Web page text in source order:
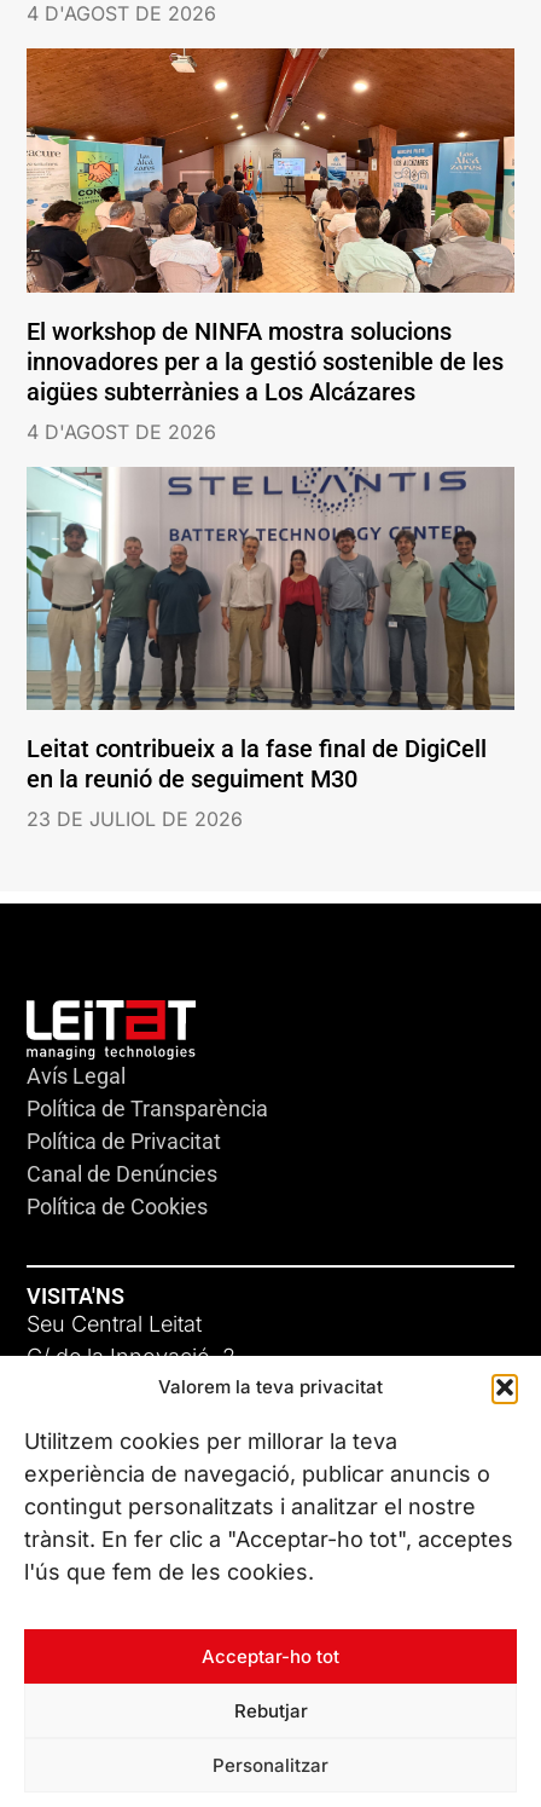
Valorem la teva privacitat
Utilitzem cookies per millorar la teva
experiència de navegació, publicar anuncis o
contingut personalitzats i analitzar el nostre
trànsit. En fer clic a "Acceptar-ho tot", acceptes
l'ús que fem de les cookies.
Acceptar-ho tot
Rebutjar
Personalitzar
4 D'AGOST DE 2026
El workshop de NINFA mostra solucions
innovadores per a la gestió sostenible de les
aigües subterrànies a Los Alcázares
4 D'AGOST DE 2026
Leitat contribueix a la fase final de DigiCell
en la reunió de seguiment M30
23 DE JULIOL DE 2026
Avís Legal
Política de Transparència
Política de Privacitat
Canal de Denúncies
Política de Cookies
VISITA'NS
Seu Central Leitat
C/ de la Innovació, 2
08225 Terrassa, (Barcelona)
Coneix les nostres seus
CONTACTA’NS
Tel. (+34) 937 882 300